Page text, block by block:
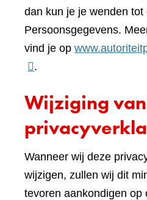
dan kun je je wenden tot
Persoonsgegevens.
vind je op
.
Wijziging
Wanneer wij deze
wijzigen, zullen wij dit
tevoren aankondigen op